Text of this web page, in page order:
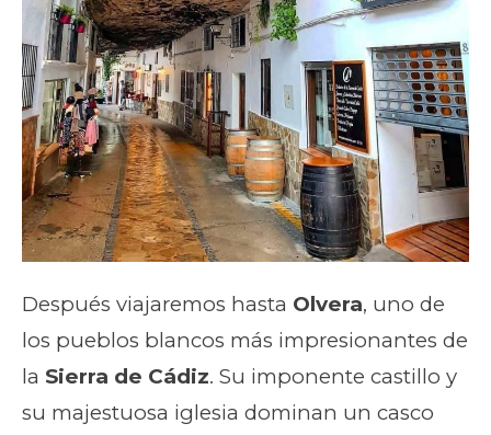
Después viajaremos hasta Olvera, uno de
los pueblos blancos más impresionantes de
la Sierra de Cádiz. Su imponente castillo y
su majestuosa iglesia dominan un casco